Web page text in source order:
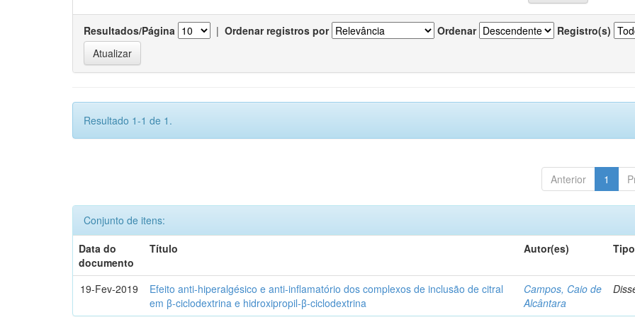
Resultados/Página | Ordenar registros por Ordenar Registro(s)
Resultado 1-1 de 1.
Anterior 1
Conjunto de itens:
Data do
documento
Título Autor(es) Tipo
19-Fev-2019
Efeito anti-hiperalgésico e anti-inflamatório dos complexos de inclusão de citral
em β-ciclodextrina e hidroxipropil-β-ciclodextrina
Campos, Caio de
Alcântara